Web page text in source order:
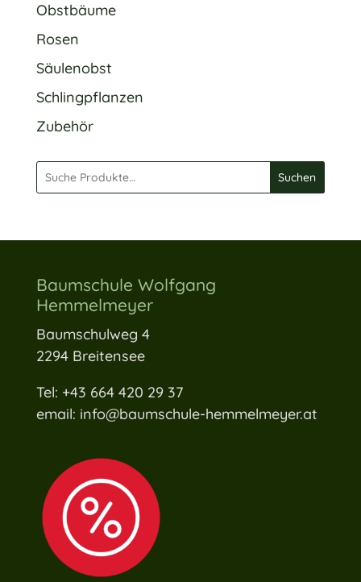
Obstbäume
Rosen
Säulenobst
Schlingpflanzen
Zubehör
Suchen
Baumschule Wolfgang
Hemmelmeyer
Baumschulweg 4
2294 Breitensee
Tel: +43 664 420 29 37
email: info@baumschule-hemmelmeyer.at